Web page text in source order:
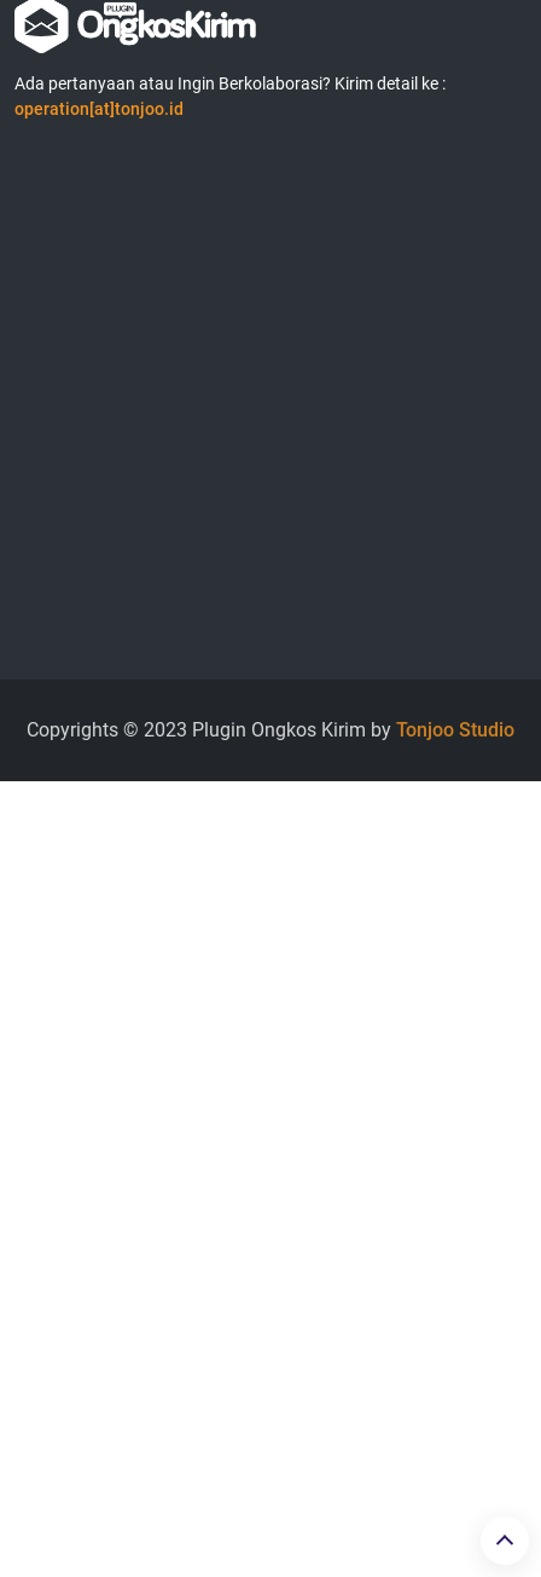
Ada pertanyaan atau Ingin Berkolaborasi? Kirim detail ke :
operation[at]tonjoo.id
Copyrights © 2023 Plugin Ongkos Kirim by Tonjoo Studio